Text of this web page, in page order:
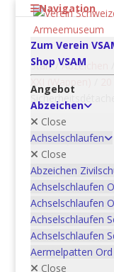
Navigation
Zum Verein
Shop VSAM
Angebot
Abzeichen
Close
Achselschlaufen
Close
Abzeichen
Achselschlaufen
Achselschlaufen
Achselschlaufen
Achselschlaufen
Aermelpatten
Close
Start/Abzeichen
XXI (Wappen)
1
CHF5.00